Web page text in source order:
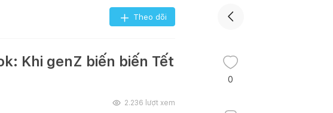
Theo dõi
Khi genZ biến biến Tết
2.236 lượt xem
0